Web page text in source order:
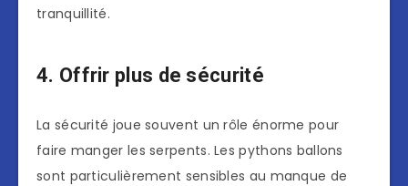
tranquillité.
4. Offrir plus de sécurité
La sécurité joue souvent un rôle énorme pour
faire manger les serpents. Les pythons ballons
sont particulièrement sensibles au manque de